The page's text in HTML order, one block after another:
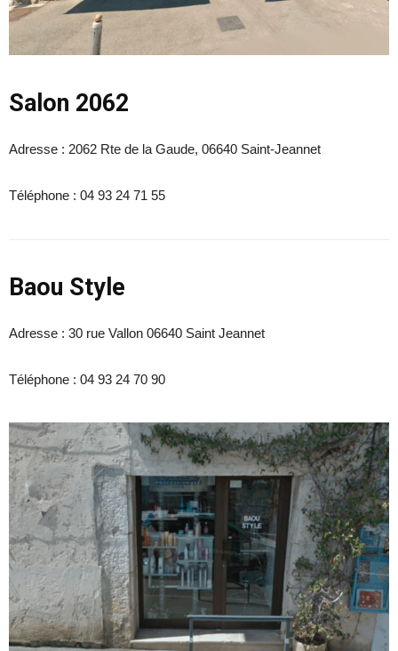
Salon 2062
Adresse : 2062 Rte de la Gaude, 06640 Saint-Jeannet
Téléphone : 04 93 24 71 55
Baou Style
Adresse : 30 rue Vallon 06640 Saint Jeannet
Téléphone : 04 93 24 70 90